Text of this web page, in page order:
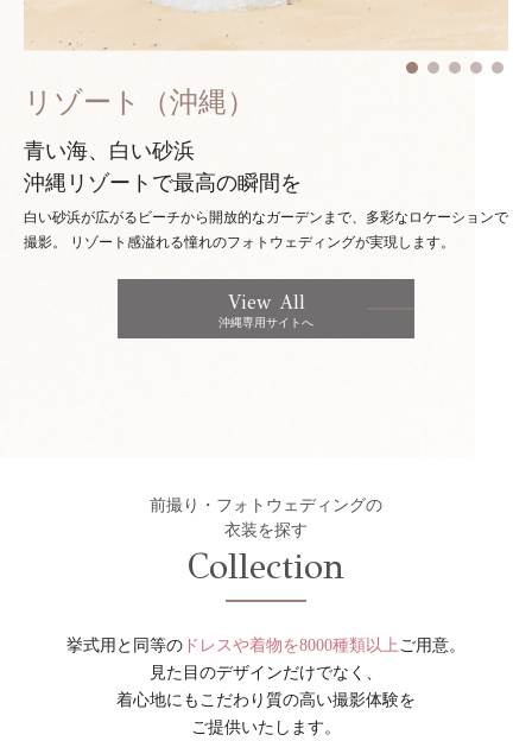
リゾート（沖縄）
青い海、白い砂浜
沖縄リゾートで最高の瞬間を
白い砂浜が広がるビーチから開放的なガーデンまで、多彩なロケーションで
撮影。
リゾート感溢れる憧れのフォトウェディングが実現します。
View All
沖縄専用サイトへ
前撮り・フォトウェディングの
衣装を探す
Collection
挙式用と同等の ドレスや着物を8000種類以上 ご用意。
見た目のデザインだけでなく、
着心地にもこだわり質の高い撮影体験を
ご提供いたします。